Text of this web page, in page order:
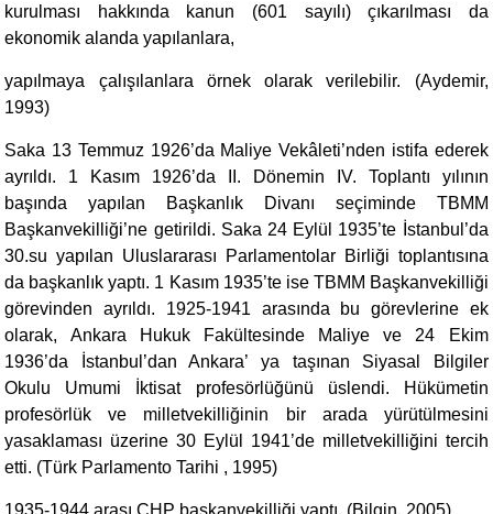
kurulması hakkında kanun (601 sayılı) çıkarılması da
ekonomik alanda yapılanlara,
yapılmaya çalışılanlara örnek olarak verilebilir. (Aydemir,
1993)
Saka 13 Temmuz 1926’da Maliye Vekâleti’nden istifa ederek
ayrıldı. 1 Kasım 1926’da II. Dönemin IV. Toplantı yılının
başında yapılan Başkanlık Divanı seçiminde TBMM
Başkanvekilliği’ne getirildi. Saka 24 Eylül 1935’te İstanbul’da
30.su yapılan Uluslararası Parlamentolar Birliği toplantısına
da başkanlık yaptı. 1 Kasım 1935’te ise TBMM Başkanvekilliği
görevinden ayrıldı. 1925-1941 arasında bu görevlerine ek
olarak, Ankara Hukuk Fakültesinde Maliye ve 24 Ekim
1936’da İstanbul’dan Ankara’ ya taşınan Siyasal Bilgiler
Okulu Umumi İktisat profesörlüğünü üslendi. Hükümetin
profesörlük ve milletvekilliğinin bir arada yürütülmesini
yasaklaması üzerine 30 Eylül 1941’de milletvekilliğini tercih
etti. (Türk Parlamento Tarihi , 1995)
1935-1944 arası CHP başkanvekilliği yaptı. (Bilgin, 2005)